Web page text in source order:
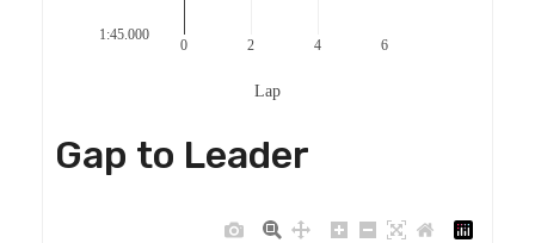
0 2 4 6
1:45.000
Lap
Gap to Leader